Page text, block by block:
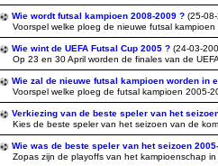
Wie wordt futsal kampioen 2008-2009 ? (25-
Voorspel welke ploeg de nieuwe futsal kampioen
Wie wint de UEFA Futsal Cup 2005 ? (24-03-
Op 23 en 30 April worden de finales van de UEFA
Wie zal de nieuwe futsal kampioen worden in
Voorspel welke ploeg de futsal kampioen 2005-
Verkiezing van de beste speler van het
Kies de beste speler van het seizoen van de
Wie was de beste speler van het seizoen
Zopas zijn de playoffs van het kampioenschap in